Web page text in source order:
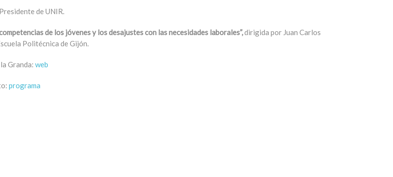
de UNIR.
de los jóvenes y los desajustes con las necesidades laborales”,dirigida por Juan Carlos
Politécnica de Gijón.
Granda: web
programa